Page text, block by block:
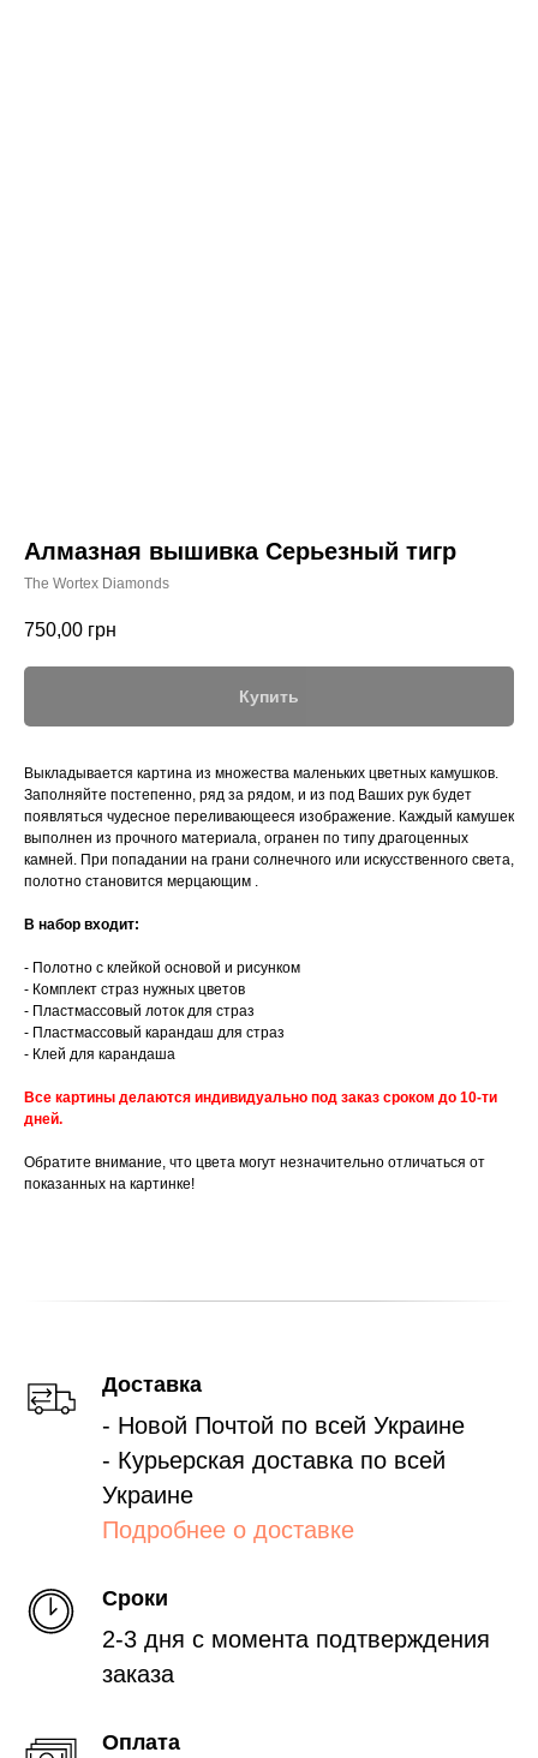
Алмазная вышивка Серьезный тигр
The Wortex Diamonds
750,00 грн
Купить
Выкладывается картина из множества маленьких цветных камушков.
Заполняйте постепенно, ряд за рядом, и из под Ваших рук будет
появляться чудесное переливающееся изображение. Каждый камушек
выполнен из прочного материала, огранен по типу драгоценных
камней. При попадании на грани солнечного или искусственного света,
полотно становится мерцающим .
В набор входит:
- Полотно с клейкой основой и рисунком
- Комплект страз нужных цветов
- Пластмассовый лоток для страз
- Пластмассовый карандаш для страз
- Клей для карандаша
Все картины делаются индивидуально под заказ сроком до 10-ти
дней.
Обратите внимание, что цвета могут незначительно отличаться от
показанных на картинке!
Доставка
- Новой Почтой по всей Украине
- Курьерская доставка по всей
Украине
Подробнее о доставке
Сроки
2-3 дня с момента подтверждения
заказа
Оплата